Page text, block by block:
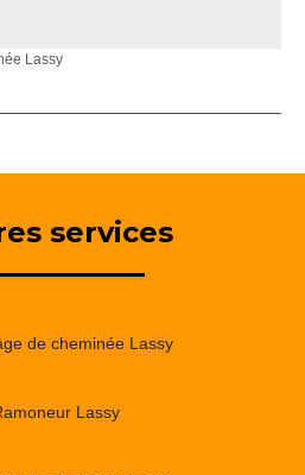
Lassy
services
de cheminée Lassy
Lassy